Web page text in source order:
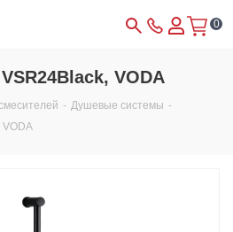
0
VODA
- Душевые системы -